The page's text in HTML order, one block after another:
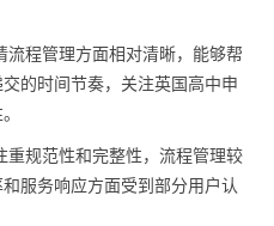
流程管理方面相对清晰，能够帮
的时间节奏，关注英国高中申
重规范性和完整性，流程管理较
服务响应方面受到部分用户认